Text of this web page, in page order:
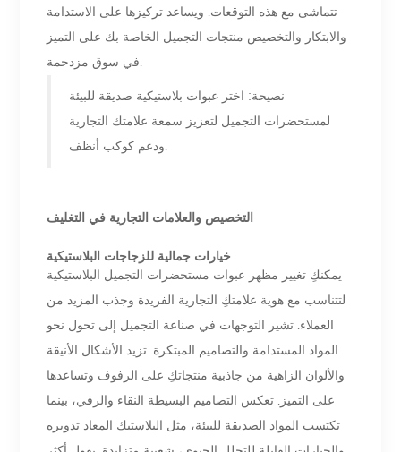
تتماشى مع هذه التوقعات. ويساعد تركيزها على الاستدامة
والابتكار والتخصيص منتجات التجميل الخاصة بك على التميز
في سوق مزدحمة.
نصيحة: اختر عبوات بلاستيكية صديقة للبيئة
لمستحضرات التجميل لتعزيز سمعة علامتك التجارية
ودعم كوكب أنظف.
التخصيص والعلامات التجارية في التغليف
خيارات جمالية للزجاجات البلاستيكية
يمكنكِ تغيير مظهر عبوات مستحضرات التجميل البلاستيكية
لتتناسب مع هوية علامتكِ التجارية الفريدة وجذب المزيد من
العملاء. تشير التوجهات في صناعة التجميل إلى تحول نحو
المواد المستدامة والتصاميم المبتكرة. تزيد الأشكال الأنيقة
والألوان الزاهية من جاذبية منتجاتكِ على الرفوف وتساعدها
على التميز. تعكس التصاميم البسيطة النقاء والرقي، بينما
تكتسب المواد الصديقة للبيئة، مثل البلاستيك المعاد تدويره